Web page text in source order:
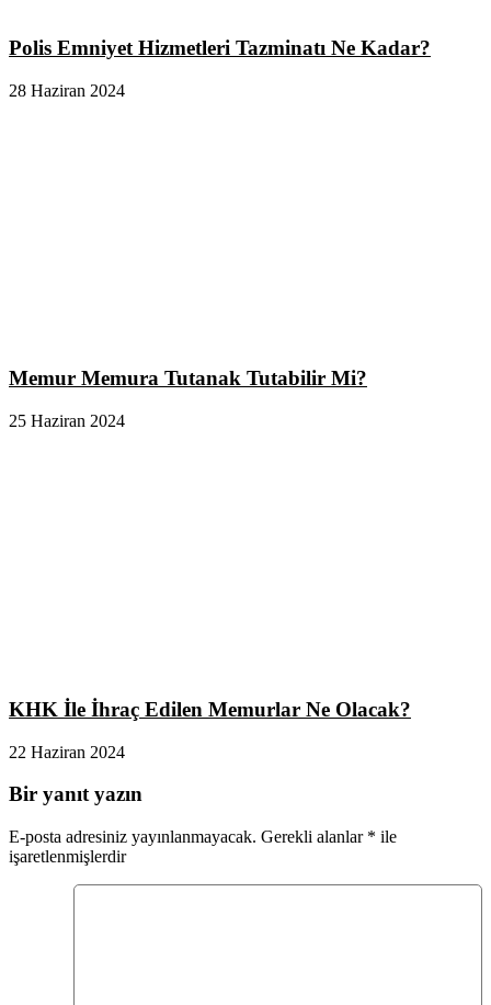
Polis Emniyet Hizmetleri Tazminatı Ne Kadar?
28 Haziran 2024
Memur Memura Tutanak Tutabilir Mi?
25 Haziran 2024
KHK İle İhraç Edilen Memurlar Ne Olacak?
22 Haziran 2024
Bir yanıt yazın
E-posta adresiniz yayınlanmayacak. Gerekli alanlar * ile
işaretlenmişlerdir